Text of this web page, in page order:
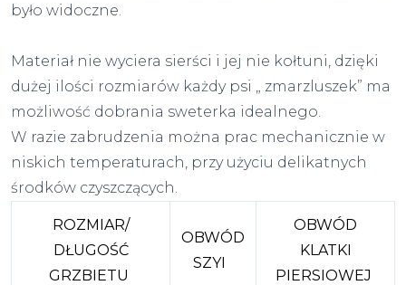
było widoczne.
Materiał nie wyciera sierści i jej nie kołtuni, dzięki
dużej ilości rozmiarów każdy psi „ zmarzluszek” ma
możliwość dobrania sweterka idealnego.
W razie zabrudzenia można prac mechanicznie w
niskich temperaturach, przy użyciu delikatnych
środków czyszczących.
ROZMIAR/
DŁUGOŚĆ
GRZBIETU
OBWÓD
SZYI
OBWÓD
KLATKI
PIERSIOWEJ